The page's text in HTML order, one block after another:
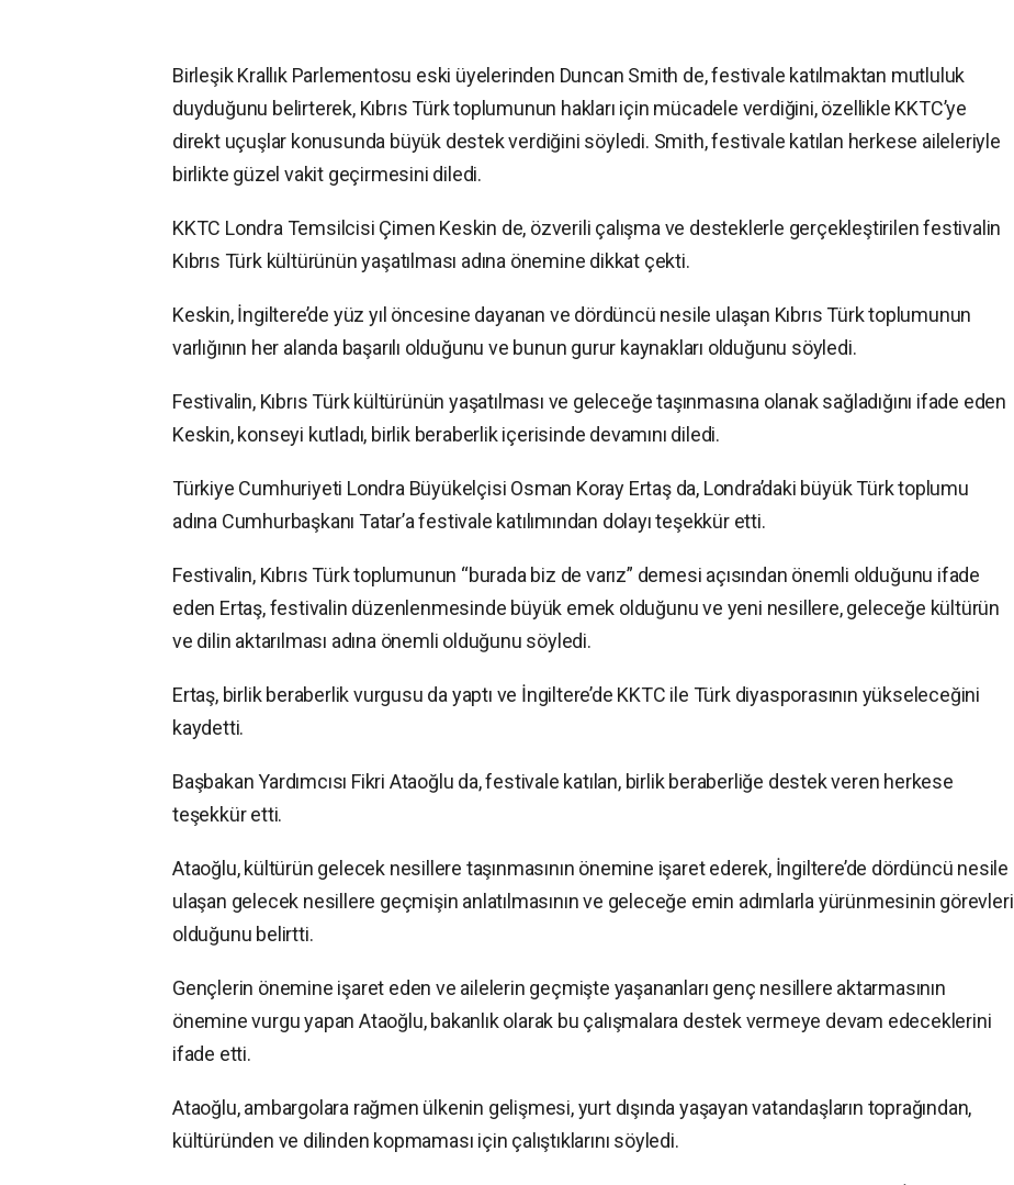
Birleşik Krallık Parlementosu eski üyelerinden Duncan Smith de, festivale katılmaktan mutluluk
duyduğunu belirterek, Kıbrıs Türk toplumunun hakları için mücadele verdiğini, özellikle KKTC’ye
direkt uçuşlar konusunda büyük destek verdiğini söyledi. Smith, festivale katılan herkese aileleriyle
birlikte güzel vakit geçirmesini diledi.
KKTC Londra Temsilcisi Çimen Keskin de, özverili çalışma ve desteklerle gerçekleştirilen festivalin
Kıbrıs Türk kültürünün yaşatılması adına önemine dikkat çekti.
Keskin, İngiltere’de yüz yıl öncesine dayanan ve dördüncü nesile ulaşan Kıbrıs Türk toplumunun
varlığının her alanda başarılı olduğunu ve bunun gurur kaynakları olduğunu söyledi.
Festivalin, Kıbrıs Türk kültürünün yaşatılması ve geleceğe taşınmasına olanak sağladığını ifade eden
Keskin, konseyi kutladı, birlik beraberlik içerisinde devamını diledi.
Türkiye Cumhuriyeti Londra Büyükelçisi Osman Koray Ertaş da, Londra’daki büyük Türk toplumu
adına Cumhurbaşkanı Tatar’a festivale katılımından dolayı teşekkür etti.
Festivalin, Kıbrıs Türk toplumunun “burada biz de varız” demesi açısından önemli olduğunu ifade
eden Ertaş, festivalin düzenlenmesinde büyük emek olduğunu ve yeni nesillere, geleceğe kültürün
ve dilin aktarılması adına önemli olduğunu söyledi.
Ertaş, birlik beraberlik vurgusu da yaptı ve İngiltere’de KKTC ile Türk diyasporasının yükseleceğini
kaydetti.
Başbakan Yardımcısı Fikri Ataoğlu da, festivale katılan, birlik beraberliğe destek veren herkese
teşekkür etti.
Ataoğlu, kültürün gelecek nesillere taşınmasının önemine işaret ederek, İngiltere’de dördüncü nesile
ulaşan gelecek nesillere geçmişin anlatılmasının ve geleceğe emin adımlarla yürünmesinin görevleri
olduğunu belirtti.
Gençlerin önemine işaret eden ve ailelerin geçmişte yaşananları genç nesillere aktarmasının
önemine vurgu yapan Ataoğlu, bakanlık olarak bu çalışmalara destek vermeye devam edeceklerini
ifade etti.
Ataoğlu, ambargolara rağmen ülkenin gelişmesi, yurt dışında yaşayan vatandaşların toprağından,
kültüründen ve dilinden kopmaması için çalıştıklarını söyledi.